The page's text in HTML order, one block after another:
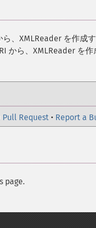
ら、XMLReader を作成
から、XMLReader を作
Pull Request • Report a
page.